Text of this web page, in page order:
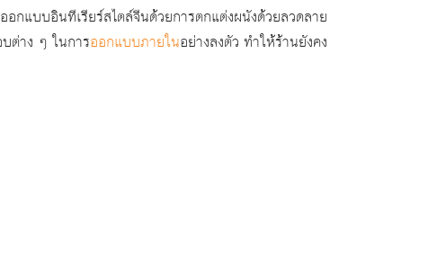
กแบบอินทีเรียร์สไตล์จีนด้วยการตกแต่งผนังด้วยลวดลาย
ต่าง ๆ ในการออกแบบภายในอย่างลงตัว ทำให้ร้านยังคง